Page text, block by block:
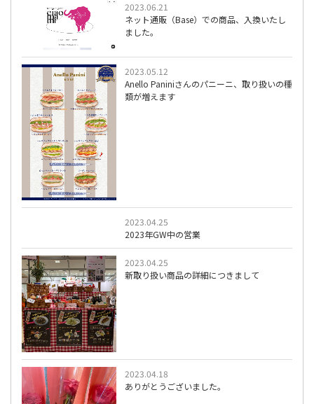
2023.06.21
ネット通販（Base）での商品、入換いたし
ました。
2023.05.12
Anello Paniniさんのパニーニ、取り扱いの種
類が増えます
2023.04.25
2023年GW中の営業
2023.04.25
新取り扱い商品の詳細につきまして
2023.04.18
ありがとうございました。